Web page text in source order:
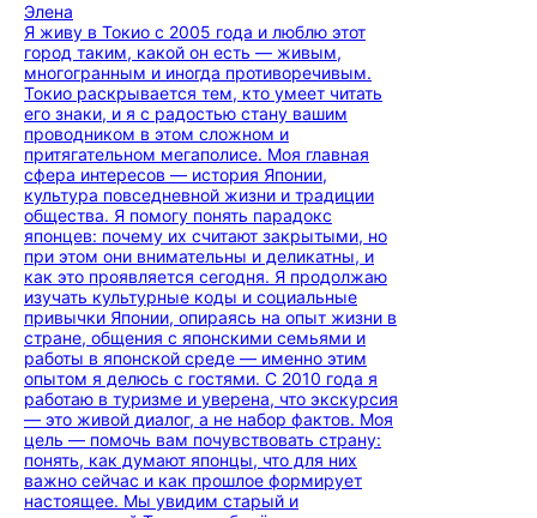
Элена
Я живу в Токио с 2005 года и люблю этот
город таким, какой он есть — живым,
многогранным и иногда противоречивым.
Токио раскрывается тем, кто умеет читать
его знаки, и я с радостью стану вашим
проводником в этом сложном и
притягательном мегаполисе. Моя главная
сфера интересов — история Японии,
культура повседневной жизни и традиции
общества. Я помогу понять парадокс
японцев: почему их считают закрытыми, но
при этом они внимательны и деликатны, и
как это проявляется сегодня. Я продолжаю
изучать культурные коды и социальные
привычки Японии, опираясь на опыт жизни в
стране, общения с японскими семьями и
работы в японской среде — именно этим
опытом я делюсь с гостями. С 2010 года я
работаю в туризме и уверена, что экскурсия
— это живой диалог, а не набор фактов. Моя
цель — помочь вам почувствовать страну:
понять, как думают японцы, что для них
важно сейчас и как прошлое формирует
настоящее. Мы увидим старый и